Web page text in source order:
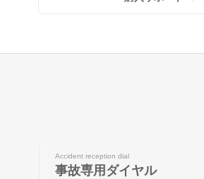
Accident reception dial
事故専用ダイヤル